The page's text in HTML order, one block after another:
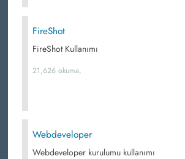
FireShot
FireShot Kullanımı
21,626 okuma,
Webdeveloper
Webdeveloper kurulumu kullanımı